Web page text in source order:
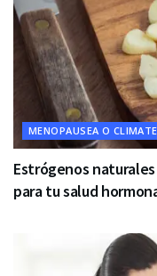
MENOPAUSEA O
Estrógenos
para tu salud